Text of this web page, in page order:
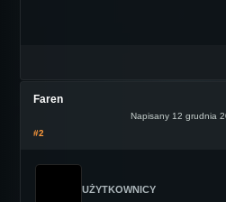
Faren
Napisany 12 grudnia
#2
UŻYTKOWNICY